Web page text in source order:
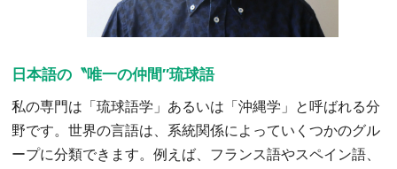
日本語の〝唯一の仲間″琉球語
私の専門は「琉球語学」あるいは「沖縄学」と呼ばれる分
野です。世界の言語は、系統関係によっていくつかのグル
ープに分類できます。例えば、フランス語やスペイン語、